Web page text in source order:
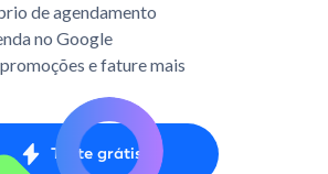
de agendamento
no Google
e fature mais
Teste grátis